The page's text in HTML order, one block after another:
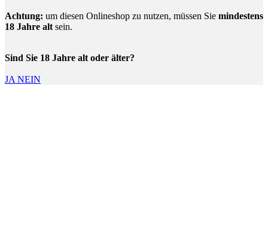
Achtung: um diesen Onlineshop zu nutzen, müssen Sie mindestens
18 Jahre alt sein.
Sind Sie 18 Jahre alt oder älter?
JA NEIN